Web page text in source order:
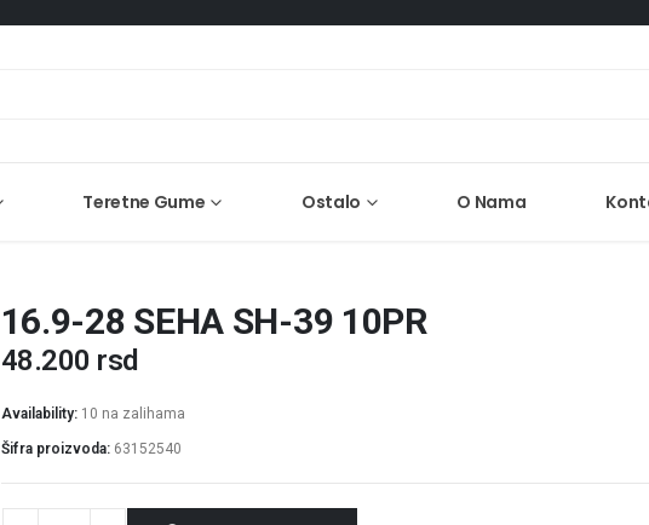
Teretne Gume Ostalo O Nama
16.9-28 SEHA SH-39 10PR
48.200 rsd
Availability: 10 na zalihama
Šifra proizvoda: 63152540